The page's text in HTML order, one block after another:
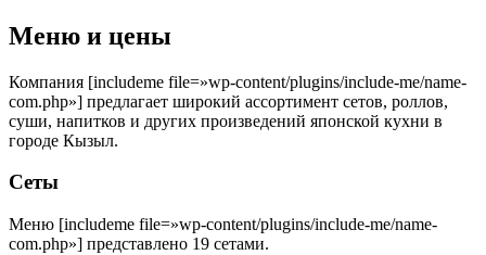
Меню и цены
Компания [includeme file=»wp-content/plugins/include-me/name-
com.php»] предлагает широкий ассортимент сетов, роллов,
суши, напитков и других произведений японской кухни в
городе Кызыл.
Сеты
Меню [includeme file=»wp-content/plugins/include-me/name-
com.php»] представлено 19 сетами.